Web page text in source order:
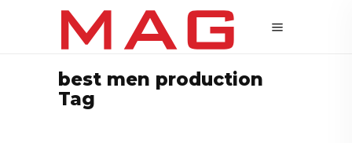
best men production
Tag